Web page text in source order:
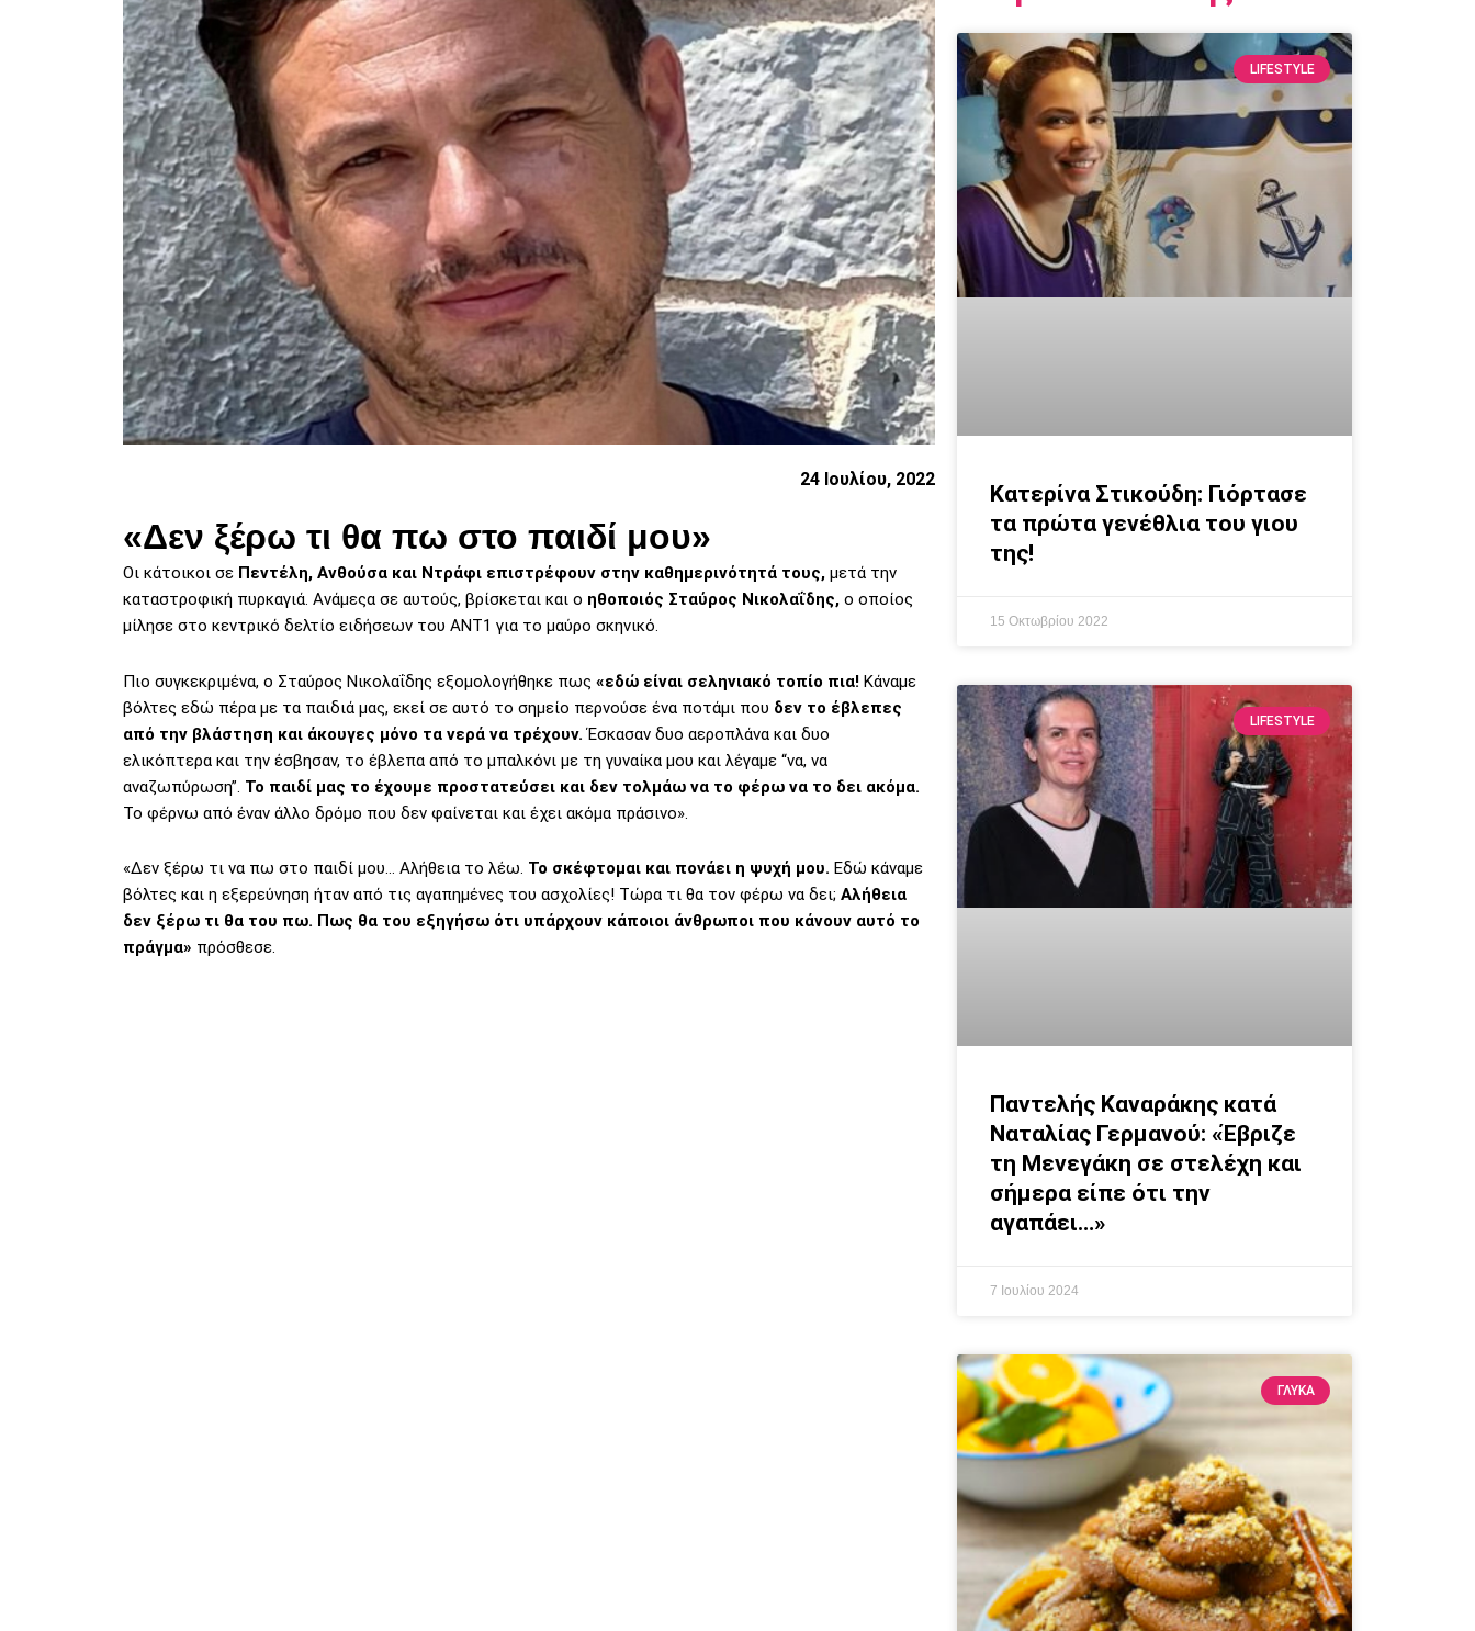
24 Ιουλίου, 2022
«Δεν ξέρω τι θα πω στο παιδί μου»
Οι κάτοικοι σε Πεντέλη, Ανθούσα και Ντράφι επιστρέφουν στην καθημερινότητά τους, μετά την
καταστροφική πυρκαγιά. Ανάμεςα σε αυτούς, βρίσκεται και ο ηθοποιός Σταύρος Νικολαΐδης, ο οποίος
μίλησε στο κεντρικό δελτίο ειδήσεων του ΑΝΤ1 για το μαύρο σκηνικό.
Πιο συγκεκριμένα, ο Σταύρος Νικολαΐδης εξομολογήθηκε πως «εδώ είναι σεληνιακό τοπίο πια! Κάναμε
βόλτες εδώ πέρα με τα παιδιά μας, εκεί σε αυτό το σημείο περνούσε ένα ποτάμι που δεν το έβλεπες
από την βλάστηση και άκουγες μόνο τα νερά να τρέχουν. Έσκασαν δυο αεροπλάνα και δυο
ελικόπτερα και την έσβησαν, το έβλεπα από το μπαλκόνι με τη γυναίκα μου και λέγαμε “να, να
αναζωπύρωση”. Το παιδί μας το έχουμε προστατεύσει και δεν τολμάω να το φέρω να το δει ακόμα.
Το φέρνω από έναν άλλο δρόμο που δεν φαίνεται και έχει ακόμα πράσινο».
«Δεν ξέρω τι να πω στο παιδί μου… Αλήθεια το λέω. Το σκέφτομαι και πονάει η ψυχή μου. Εδώ κάναμε
βόλτες και η εξερεύνηση ήταν από τις αγαπημένες του ασχολίες! Τώρα τι θα τον φέρω να δει; Αλήθεια
δεν ξέρω τι θα του πω. Πως θα του εξηγήσω ότι υπάρχουν κάποιοι άνθρωποι που κάνουν αυτό το
πράγμα» πρόσθεσε.
LIFESTYLE
Κατερίνα Στικούδη: Γιόρτασε
τα πρώτα γενέθλια του γιου
της!
15 Οκτωβρίου 2022
LIFESTYLE
Παντελής Καναράκης κατά
Ναταλίας Γερμανού: «Έβριζε
τη Μενεγάκη σε στελέχη και
σήμερα είπε ότι την
αγαπάει…»
7 Ιουλίου 2024
ΓΛΥΚΆ